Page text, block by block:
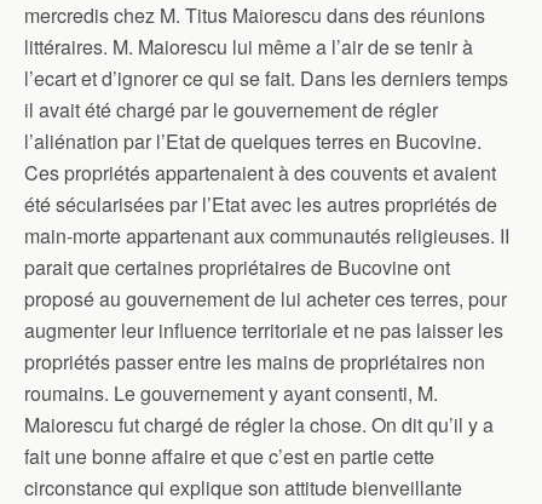
mercredis chez M. Titus Maiorescu dans des réunions
littéraires. M. Maiorescu lui même a l’air de se tenir à
l’ecart et d’ignorer ce qui se fait. Dans les derniers temps
il avait été chargé par le gouvernement de régler
l’aliénation par l’Etat de quelques terres en Bucovine.
Ces propriétés appartenaient à des couvents et avaient
été sécularisées par l’Etat avec les autres propriétés de
main-morte appartenant aux communautés religieuses. II
parait que certaines propriétaires de Bucovine ont
proposé au gouvernement de lui acheter ces terres, pour
augmenter leur influence territoriale et ne pas laisser les
propriétés passer entre les mains de propriétaires non
roumains. Le gouvernement y ayant consenti, M.
Maiorescu fut chargé de régler la chose. On dit qu’il y a
fait une bonne affaire et que c’est en partie cette
circonstance qui explique son attitude bienveillante